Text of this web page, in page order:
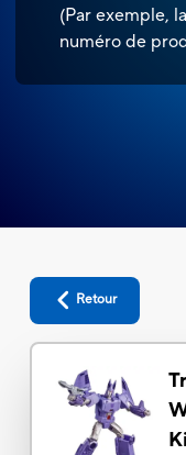
(Par exemple,
numéro de
Retour